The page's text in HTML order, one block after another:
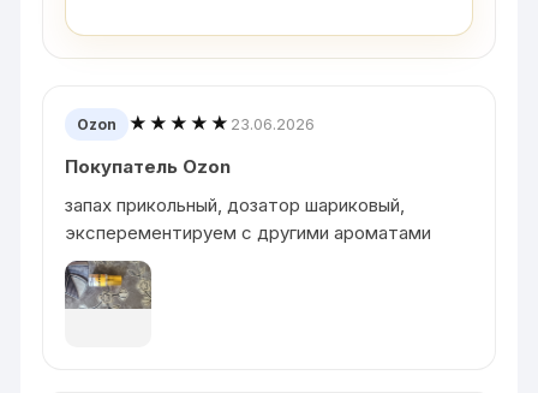
Ozon ★★★★★ 23.06.2026
Покупатель Ozon
запах прикольный, дозатор шариковый,
эксперементируем с другими ароматами